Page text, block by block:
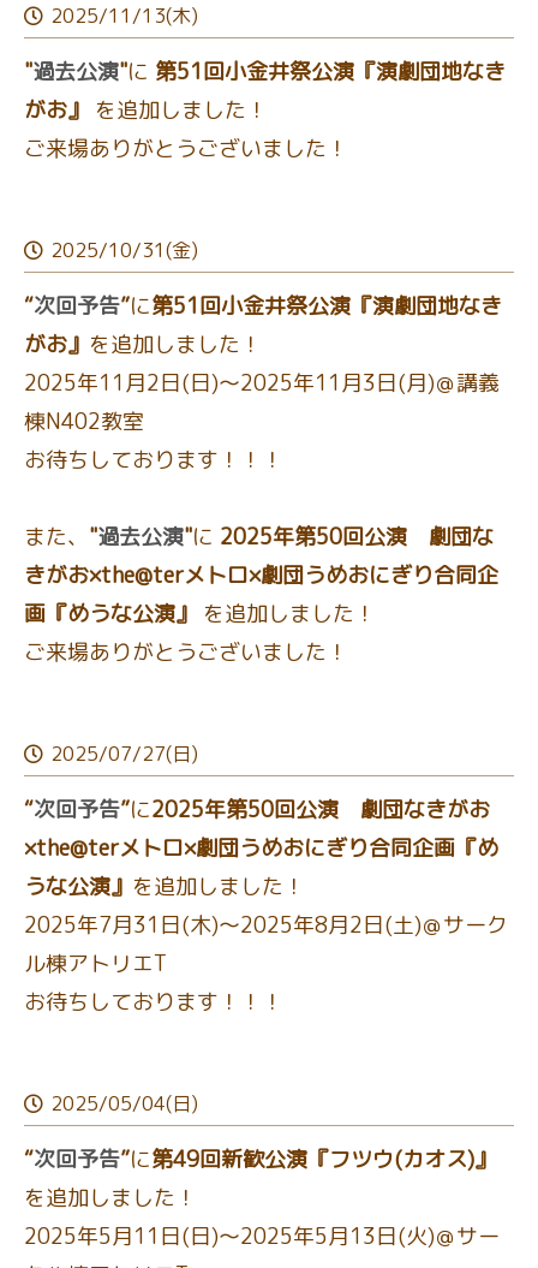
2025/11/13(木)
"過去公演"に 第51回小金井祭公演『演劇団地なき
がお』 を追加しました！
ご来場ありがとうございました！
2025/10/31(金)
“次回予告”に第51回小金井祭公演『演劇団地なき
がお』 を追加しました！
2025年11月2日(日)～2025年11月3日(月)＠講義
棟N402教室
お待ちしております！！！
また、 "過去公演"に 2025年第50回公演 劇団な
きがお×the@terメトロ×劇団うめおにぎり合同企
画『めうな公演』 を追加しました！
ご来場ありがとうございました！
2025/07/27(日)
“次回予告”に2025年第50回公演 劇団なきがお
×the@terメトロ×劇団うめおにぎり合同企画『め
うな公演』 を追加しました！
2025年7月31日(木)～2025年8月2日(土)＠サーク
ル棟アトリエT
お待ちしております！！！
2025/05/04(日)
“次回予告”に第49回新歓公演『フツウ(カオス)』
を追加しました！
2025年5月11日(日)～2025年5月13日(火)＠サー